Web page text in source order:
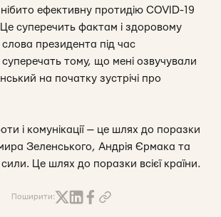
ефективну протидію COVID-19
суперечить фактам і здоровому
президента під час
суперечать тому, що мені озвучували
на початку зустрічі про
і комунікації — це шлях до поразки
Зеленського, Андрія Єрмака та
сили. Це шлях до поразки всієї країни.
Поширити: